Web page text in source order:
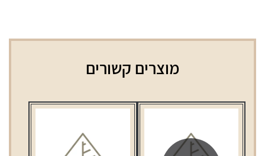
מוצרים קשורים